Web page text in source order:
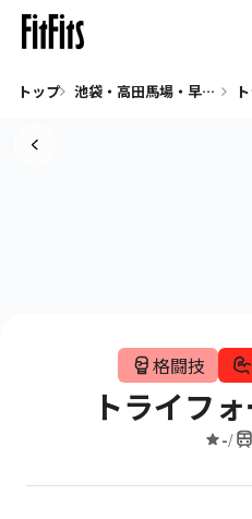
トップ 池袋・高田馬場・早稲田 格闘技
格闘技
トライフ
-/